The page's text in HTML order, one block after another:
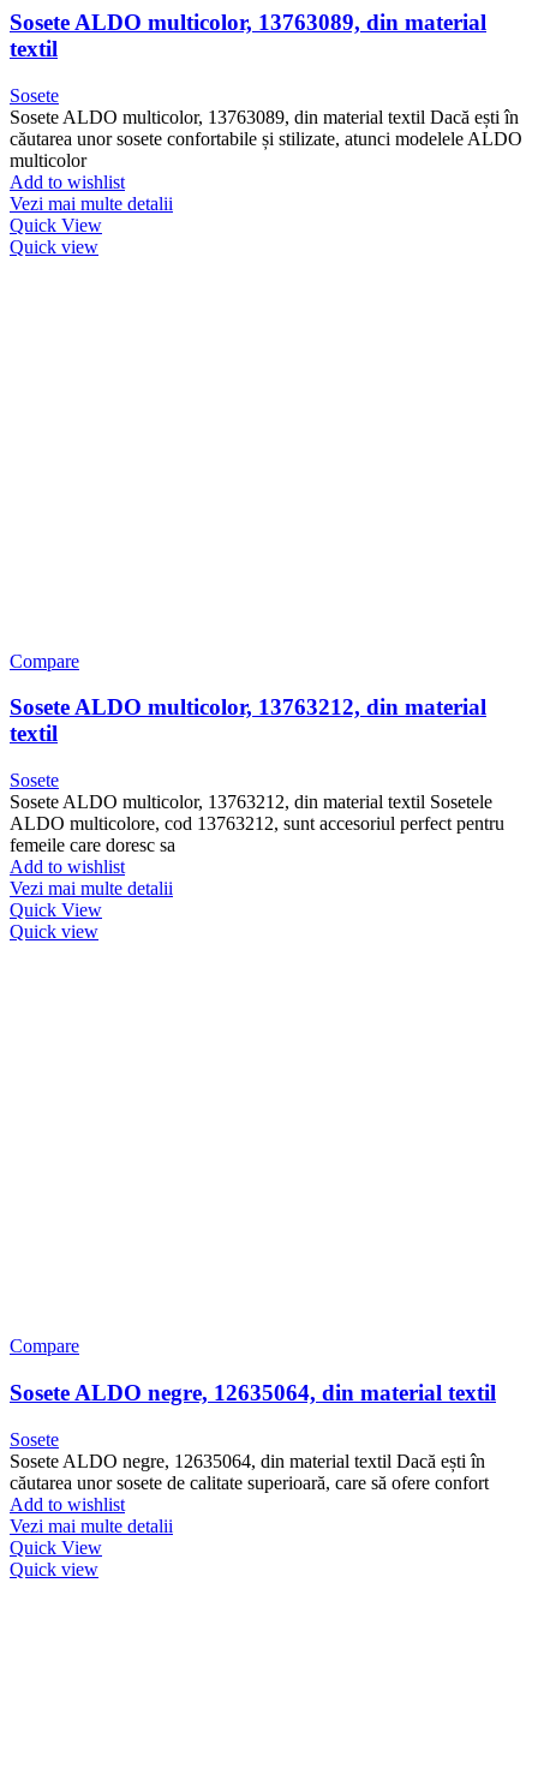
Sosete ALDO multicolor, 13763089, din material
textil
Sosete
Sosete ALDO multicolor, 13763089, din material textil Dacă ești în
căutarea unor sosete confortabile și stilizate, atunci modelele ALDO
multicolor
Add to wishlist
Vezi mai multe detalii
Quick View
Quick view
Compare
Sosete ALDO multicolor, 13763212, din material
textil
Sosete
Sosete ALDO multicolor, 13763212, din material textil Sosetele
ALDO multicolore, cod 13763212, sunt accesoriul perfect pentru
femeile care doresc sa
Add to wishlist
Vezi mai multe detalii
Quick View
Quick view
Compare
Sosete ALDO negre, 12635064, din material textil
Sosete
Sosete ALDO negre, 12635064, din material textil Dacă ești în
căutarea unor sosete de calitate superioară, care să ofere confort
Add to wishlist
Vezi mai multe detalii
Quick View
Quick view